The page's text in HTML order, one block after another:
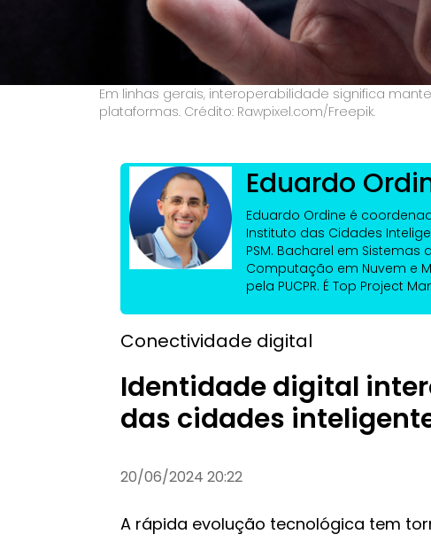
Em linhas gerais, interoperabilidade significa
plataformas. Crédito: Rawpixel.com/Freepik.
Eduardo
Eduardo Ordine é
Instituto das Cidades
PSM. Bacharel em
Computação em Nuvem e
pela PUCPR. É Top Project
Conectividade digital
Identidade digital
das cidades
20/06/2024 20:22
A rápida evolução tecnológica tem